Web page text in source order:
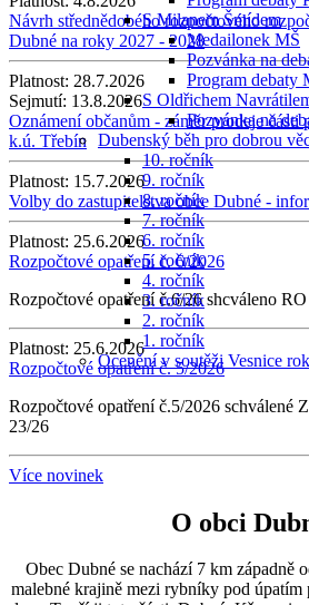
S Milanem Šmídem
Medailonek MŠ
Pozvánka na
Program debaty
S Oldřichem
Pozvánka na
Dubenský běh pro dobrou
10. ročník
9. ročník
8. ročník
7. ročník
6. ročník
5. ročník
4. ročník
3. ročník
2. ročník
1. ročník
Ocenění v soutěži Vesnice
Návrh střednědobého rozpočtového
Dubné na roky 2027 - 2028
Platnost: 28.7.2026
Sejmutí: 13.8.2026
Oznámení občanům - záměr prodeje části
k.ú. Třebín
Platnost: 15.7.2026
Volby do zastupitelstva obce Dubné -
Platnost: 25.6.2026
Rozpočtové opatření č. 6/2026
Rozpočtové opatření č.6/26 shcváleno
Platnost: 25.6.2026
Rozpočtové opatření č. 5/2026
Rozpočtové opatření č.5/2026 schválené
23/26
Více novinek
O obci
Obec Dubné se nachází 7 km západně
malebné krajině mezi rybníky pod